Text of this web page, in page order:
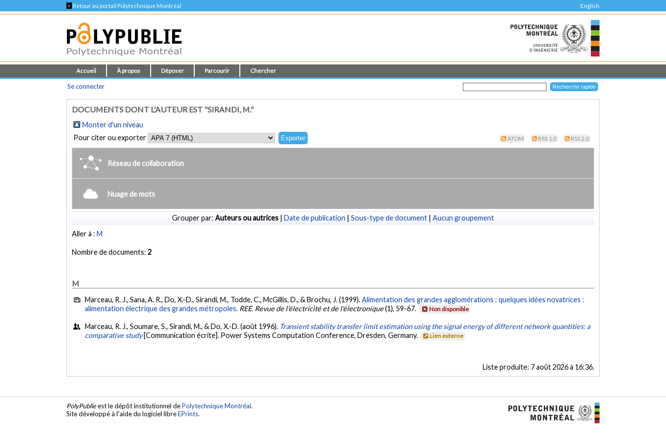
< Retour au portail Polytechnique Montréal English
Accueil À propos Déposer Parcourir Chercher
Se connecter
DOCUMENTS DONT L'AUTEUR EST "SIRANDI, M."
Monter d'un niveau
Pour citer ou exporter
ATOM RSS 1.0 RSS 2.0
Réseau de collaboration
Nuage de mots
Grouper par: Auteurs ou autrices | Date de publication | Sous-type de document | Aucun groupement
Aller à :M
Nombre de documents:2
M
Marceau, R. J., Sana, A. R., Do, X.-D., Sirandi, M., Todde, C., McGillis, D., & Brochu, J. (1999).Alimentation des grandes agglomérations : quelques idées novatrices :
alimentation électrique des grandes métropoles. REE. Revue de l'électricité et de l'électronique(1), 59-67. Non disponible
Marceau, R. J., Soumare, S., Sirandi, M., & Do, X.-D. (août 1996). Transient stability transfer limit estimation using the signal energy of different network quantities: a
comparative study [Communication écrite]. Power Systems Computation Conference, Dresden, Germany. Lien externe
Liste produite: 7 août 2026 à 16:36.
PolyPublieest le dépôt institutionnel dePolytechnique Montréal.
Site développé à l'aide du logiciel libreEPrints.